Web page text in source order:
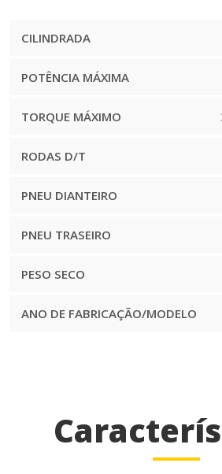
CILINDRADA
POTÊNCIA MÁXIMA
TORQUE MÁXIMO
RODAS D/T
PNEU DIANTEIRO
PNEU TRASEIRO
PESO SECO
ANO DE FABRICAÇÃO/MODELO